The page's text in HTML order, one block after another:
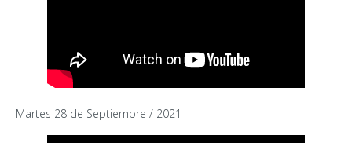
Martes 28 de Septiembre / 2021